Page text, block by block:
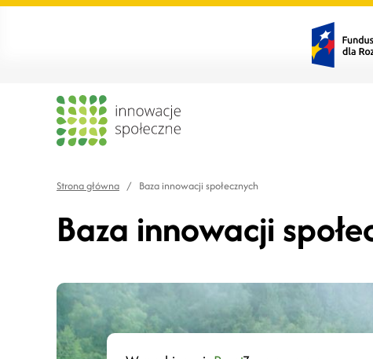
Strona główna / Baza innowacji społecznych
Baza innowacji